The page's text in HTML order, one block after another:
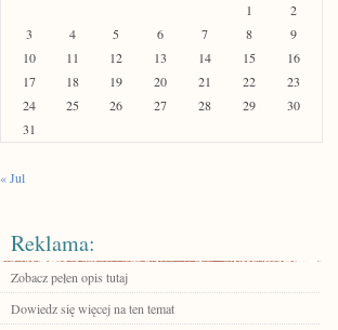
1
2
3
4 5 6 7 8
9
10
11 12 13 14 15
16
17
18 19 20 21 22
23
24
25 26 27 28 29
30
31
« Jul
Reklama:
Zobacz pełen opis tutaj
Dowiedz się więcej na ten temat